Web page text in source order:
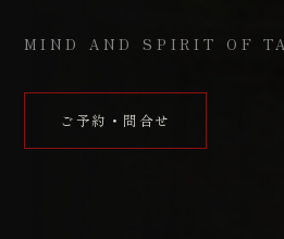
MIND AND SPIRIT OF
ご予約・問合せ